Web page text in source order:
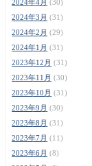
2024年4月 (30)
2024年3月 (31)
2024年2月 (29)
2024年1月 (31)
2023年12月 (31)
2023年11月 (30)
2023年10月 (31)
2023年9月 (30)
2023年8月 (31)
2023年7月 (11)
2023年6月 (8)